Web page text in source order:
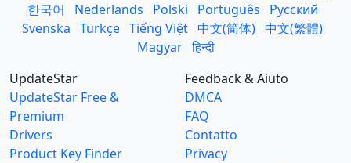
한국어
Nederlands Polski Português
Русский
Svenska Türkçe Tiếng Việt 中文(简体) 中文(繁體)
Magyar हिन्दी
UpdateStar
UpdateStar Free &
Premium
Drivers
Product Key Finder
Feedback & Aiuto
DMCA
FAQ
Contatto
Privacy